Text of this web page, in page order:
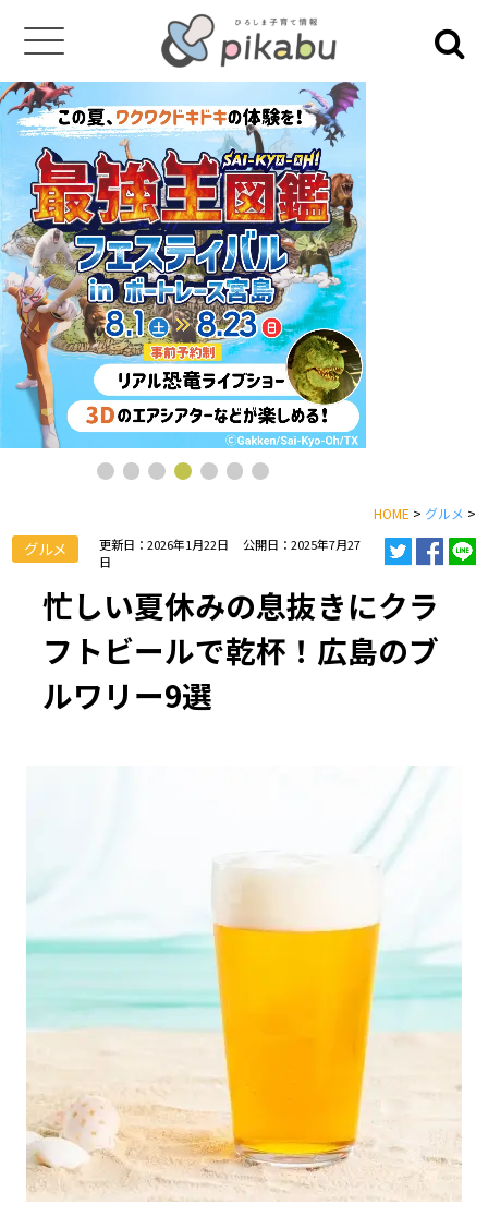
HOME > グルメ >
グルメ 更新日：2026年1月22日
公開日：2025年7月27
日
忙しい夏休みの息抜きにクラ
フトビールで乾杯！広島のブ
ルワリー9選